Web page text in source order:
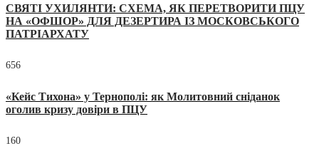
СВЯТІ УХИЛЯНТИ: СХЕМА, ЯК ПЕРЕТВОРИТИ ПЦУ
НА «ОФШОР» ДЛЯ ДЕЗЕРТИРА ІЗ МОСКОВСЬКОГО
ПАТРІАРХАТУ
656
«Кейс Тихона» у Тернополі: як Молитовний сніданок
оголив кризу довіри в ПЦУ
160